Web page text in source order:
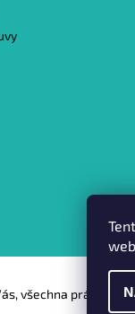
všechna práva